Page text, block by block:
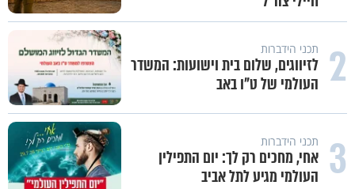
2 תכני הידברות
לזיווגים, שלום בית וישועות: המשדר
העולמי של ט"ו באב
3 תכני הידברות
אחי, מחכים רק לך: יום התפילין
העולמי מגיע לתל אביב